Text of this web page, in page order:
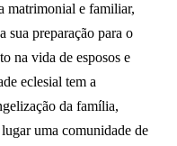
matrimonial e familiar,
sua preparação para o
na vida de esposos e
eclesial tem a
da família,
uma comunidade de